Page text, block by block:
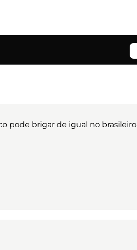
pode brigar de igual no brasileiro